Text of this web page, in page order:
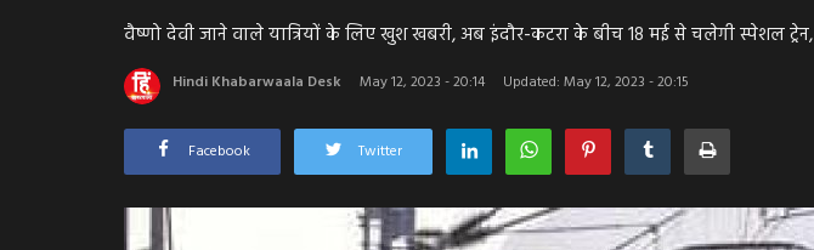
वैष्णो देवी जाने वाले यात्रियों के लिए खुश खबरी, अब इंदौर-कटरा के बीच 18 मई से चलेगी स्पेशल ट्रेन,
Hindi Khabarwaala Desk May 12, 2023 - 20:14 Updated: May 12, 2023 - 20:15
Facebook Twitter